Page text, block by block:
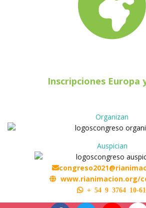
Inscripciones Europa
Organizan
Auspician
www.rianimacion.org/
+ 54 9 3764 10-